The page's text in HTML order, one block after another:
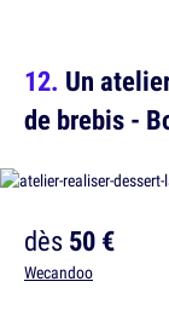
Un
de brebis -
dès50 €
Wecandoo